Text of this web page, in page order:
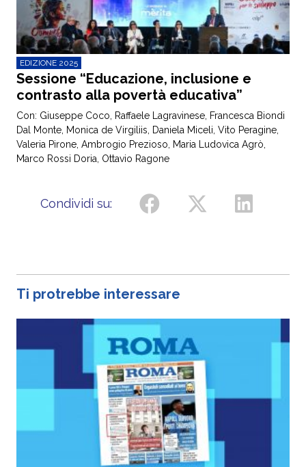
EDIZIONE 2025
Sessione “Educazione, inclusione e
contrasto alla povertà educativa”
Con: Giuseppe Coco, Raffaele Lagravinese, Francesca Biondi
Dal Monte, Monica de Virgiliis, Daniela Miceli, Vito Peragine,
Valeria Pirone, Ambrogio Prezioso, Maria Ludovica Agrò,
Marco Rossi Doria, Ottavio Ragone
Condividi su:
Ti protrebbe interessare